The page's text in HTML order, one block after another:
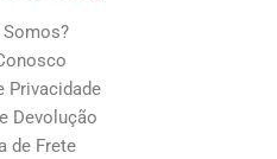
Somos?
Privacidade
Devolução
de Frete